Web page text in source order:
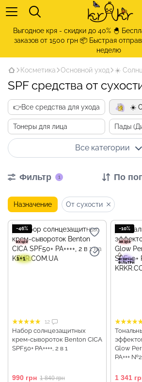
Выгодное кря - скидки до 40% 🐣
заказов от 1500 грн 📦 Быстрая
неделю
Косметика Основной уход ☀️
SPF средства от
👉Все средства для ухода
Тонеры для лица
☀️
Пады
Все категории
Фильтр 1 По
Назначение От сухости
−46%
12
Набор солнцезащитных
крем-сывороток Benton CICA
SPF50+ PA++++, 2 в 1
990 грн 1 840 грн
−10%
Glow
PA+++
1 341